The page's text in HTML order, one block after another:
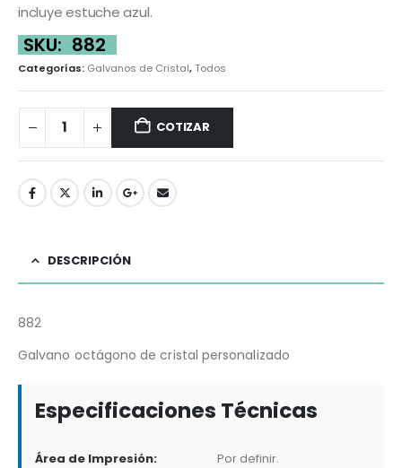
incluye estuche azul.
SKU: 882
Categorías: Galvanos de Cristal,Todos
COTIZAR
DESCRIPCIÓN
882
Galvano octágono de cristal personalizado
Especificaciones Técnicas
Área de Impresión: Por definir.